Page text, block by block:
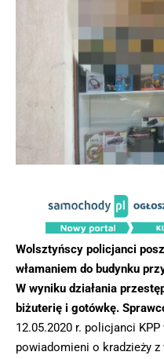
Wolsztyńscy policjanci
włamaniem do budynku
W wyniku działania
biżuterię i gotówkę.
12.05.2020 r. policjanci
powiadomieni o kradzieży